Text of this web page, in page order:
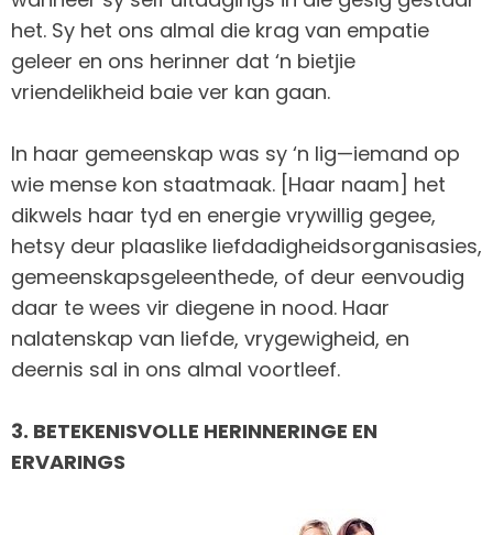
het. Sy het ons almal die krag van empatie
geleer en ons herinner dat ‘n bietjie
vriendelikheid baie ver kan gaan.
In haar gemeenskap was sy ‘n lig—iemand op
wie mense kon staatmaak. [Haar naam] het
dikwels haar tyd en energie vrywillig gegee,
hetsy deur plaaslike liefdadigheidsorganisasies,
gemeenskapsgeleenthede, of deur eenvoudig
daar te wees vir diegene in nood. Haar
nalatenskap van liefde, vrygewigheid, en
deernis sal in ons almal voortleef.
3. BETEKENISVOLLE HERINNERINGE EN
ERVARINGS